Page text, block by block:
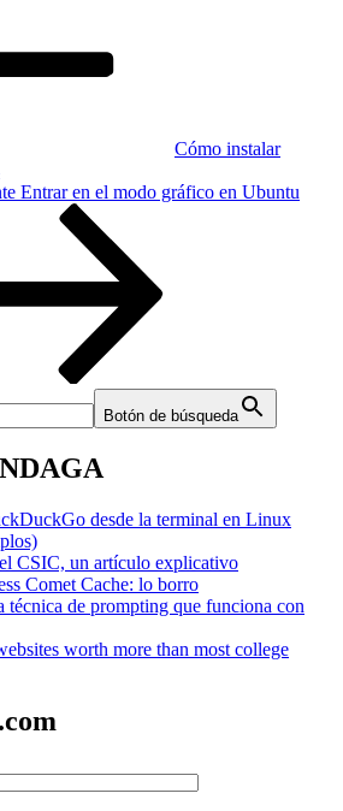
Cómo instalar
Entrar en el modo gráfico en Ubuntu
Botón de búsqueda
desde la terminal en Linux
CSIC, un artículo explicativo
Comet Cache: lo borro
técnica de prompting que funciona con
worth more than most college